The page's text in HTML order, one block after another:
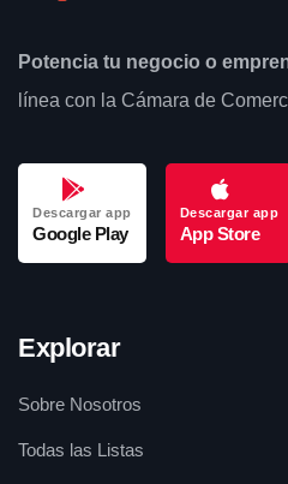
Potencia tu negocio o
línea con la Cámara de
Descargar app
Google Play
Descargar app
App Store
Explorar
Sobre Nosotros
Todas las Listas